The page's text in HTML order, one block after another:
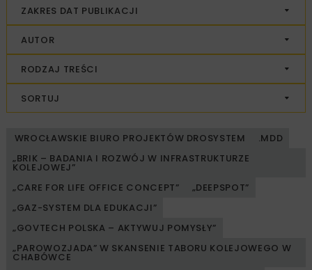
ZAKRES DAT PUBLIKACJI
AUTOR
RODZAJ TREŚCI
SORTUJ
WROCŁAWSKIE BIURO PROJEKTÓW DROSYSTEM
.MDD
„BRIK – BADANIA I ROZWÓJ W INFRASTRUKTURZE
KOLEJOWEJ”
„CARE FOR LIFE OFFICE CONCEPT”
„DEEPSPOT”
„GAZ-SYSTEM DLA EDUKACJI”
„GOVTECH POLSKA – AKTYWUJ POMYSŁY”
„PAROWOZJADA” W SKANSENIE TABORU KOLEJOWEGO W
CHABÓWCE